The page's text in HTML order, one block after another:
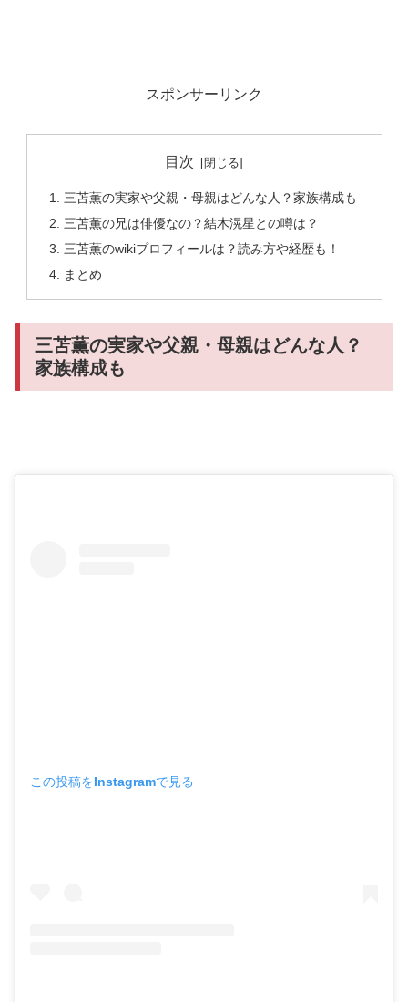
スポンサーリンク
目次
三苫薫の実家や父親・母親はどんな人？家族構成も
三苫薫の兄は俳優なの？結木滉星との噂は？
三苫薫のwikiプロフィールは？読み方や経歴も！
まとめ
三苫薫の実家や父親・母親はどんな人？
家族構成も
この投稿をInstagramで見る